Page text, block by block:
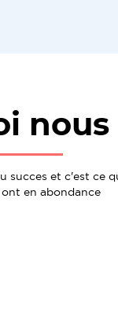
succes et c'est ce
en abondance